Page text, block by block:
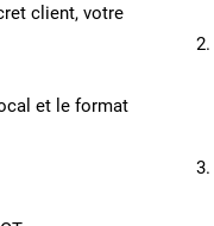
client, votre
et le format